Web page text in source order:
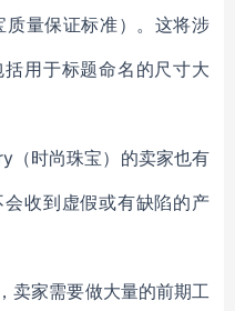
质量保证标准）。这将涉
用于标题命名的尺寸大
（时尚珠宝）的卖家也有
收到虚假或有缺陷的产
卖家需要做大量的前期工